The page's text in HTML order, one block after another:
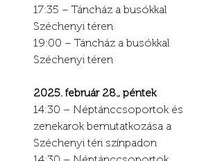
17:35 – Táncház a busókkal
Széchenyi téren
19:00 – Táncház a busókkal
Széchenyi téren
2025. február 28., péntek
14:30 – Néptánccsoportok és
zenekarok bemutatkozása a
Széchenyi téri színpadon